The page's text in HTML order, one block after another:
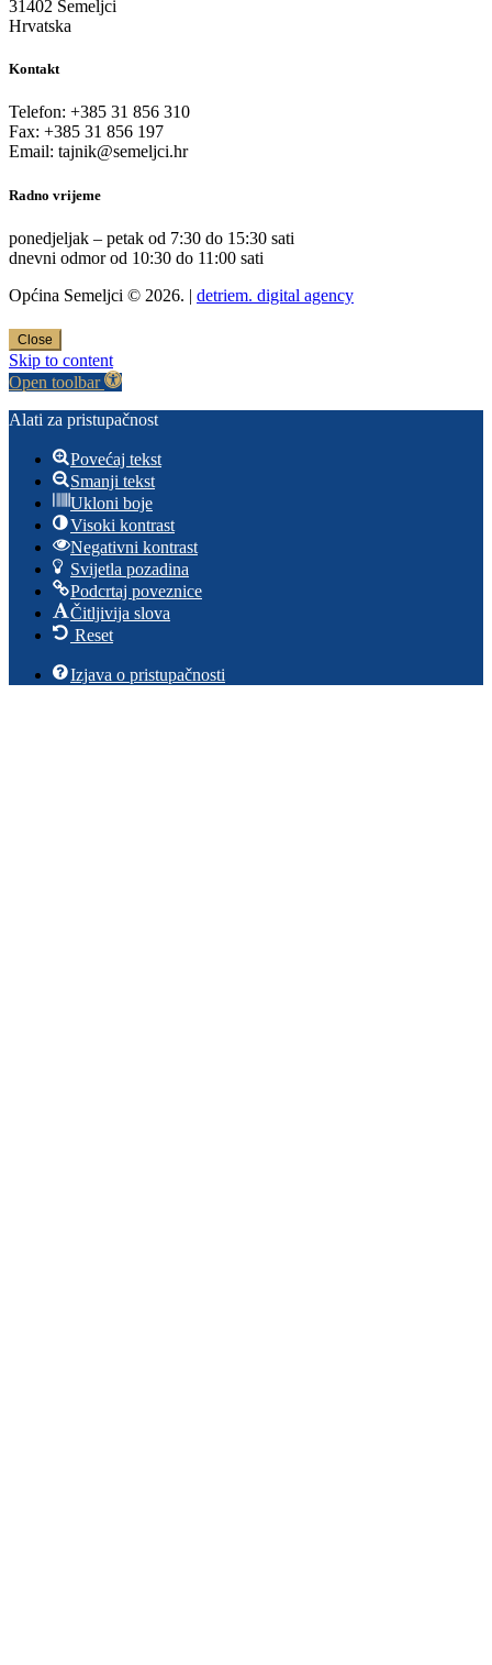
31402 Semeljci
Hrvatska
Kontakt
Telefon: +385 31 856 310
Fax: +385 31 856 197
Email: tajnik@semeljci.hr
Radno vrijeme
ponedjeljak – petak od 7:30 do 15:30 sati
dnevni odmor od 10:30 do 11:00 sati
Općina Semeljci © 2026. | detriem. digital agency
Close
Skip to content
Open toolbar
Alati za pristupačnost
Povećaj tekst
Smanji tekst
Ukloni boje
Visoki kontrast
Negativni kontrast
Svijetla pozadina
Podcrtaj poveznice
Čitljivija slova
Reset
Izjava o pristupačnosti